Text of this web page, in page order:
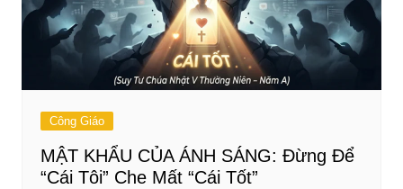
Công Giáo
MẬT KHẨU CỦA ÁNH SÁNG: Đừng Để
“Cái Tôi” Che Mất “Cái Tốt”